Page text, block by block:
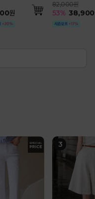
원
82,000원
53% 38,900